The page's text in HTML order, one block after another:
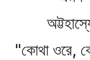
"কোথা ওরে,